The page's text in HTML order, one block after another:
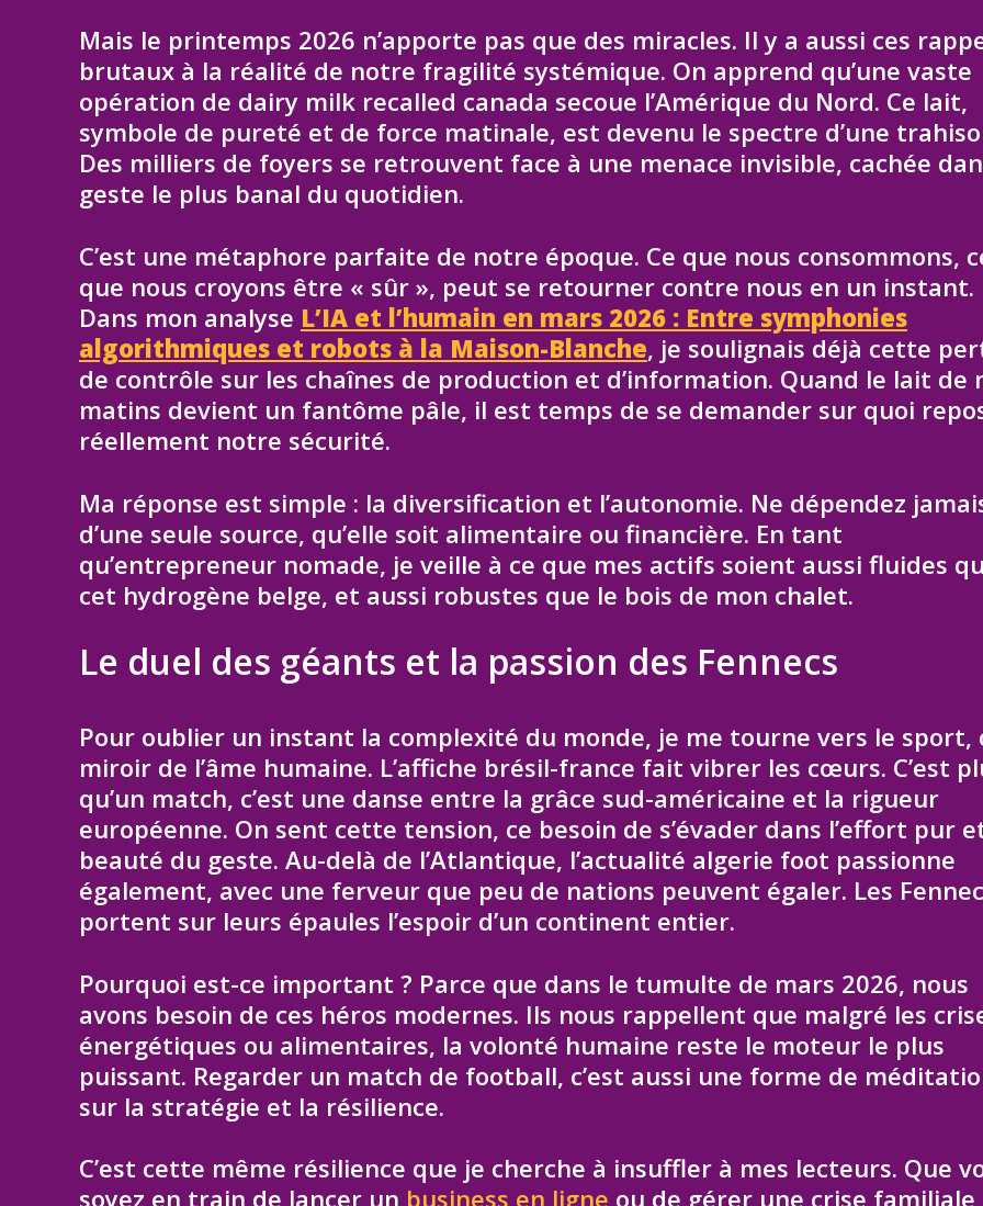
Mais le printemps 2026 n’apporte pas que des miracles. Il y a aussi ces
brutaux à la réalité de notre fragilité systémique. On apprend qu’une vaste
opération de dairy milk recalled canada secoue l’Amérique du Nord. Ce lait,
symbole de pureté et de force matinale, est devenu le spectre d’une
Des milliers de foyers se retrouvent face à une menace invisible, cachée
geste le plus banal du quotidien.
C’est une métaphore parfaite de notre époque. Ce que nous consommons,
que nous croyons être « sûr », peut se retourner contre nous en un instant.
Dans mon analyse L’IA et l’humain en mars 2026 : Entre symphonies
algorithmiques et robots à la Maison-Blanche, je soulignais déjà cette
de contrôle sur les chaînes de production et d’information. Quand le lait de
matins devient un fantôme pâle, il est temps de se demander sur quoi
réellement notre sécurité.
Ma réponse est simple : la diversification et l’autonomie. Ne dépendez
d’une seule source, qu’elle soit alimentaire ou financière. En tant
qu’entrepreneur nomade, je veille à ce que mes actifs soient aussi fluides
cet hydrogène belge, et aussi robustes que le bois de mon chalet.
Le duel des géants et la passion des Fennecs
Pour oublier un instant la complexité du monde, je me tourne vers le sport,
miroir de l’âme humaine. L’affiche brésil-france fait vibrer les cœurs. C’est
qu’un match, c’est une danse entre la grâce sud-américaine et la rigueur
européenne. On sent cette tension, ce besoin de s’évader dans l’effort pur
beauté du geste. Au-delà de l’Atlantique, l’actualité algerie foot passionne
également, avec une ferveur que peu de nations peuvent égaler. Les
portent sur leurs épaules l’espoir d’un continent entier.
Pourquoi est-ce important ? Parce que dans le tumulte de mars 2026, nous
avons besoin de ces héros modernes. Ils nous rappellent que malgré les
énergétiques ou alimentaires, la volonté humaine reste le moteur le plus
puissant. Regarder un match de football, c’est aussi une forme de
sur la stratégie et la résilience.
C’est cette même résilience que je cherche à insuffler à mes lecteurs. Que
soyez en train de lancer un business en ligne ou de gérer une crise familiale,